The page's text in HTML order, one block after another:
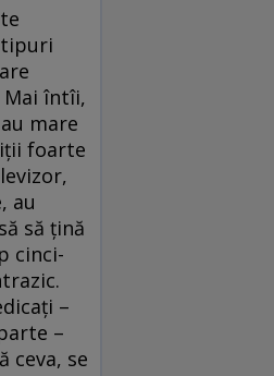
Mai întîi,
mare
foarte
au
să ţină
cinci-
–
–
ceva, se